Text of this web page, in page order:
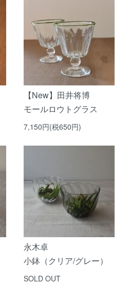
【New】田井将博
モールロウトグラス
7,150円(税650円)
永木卓
小鉢（クリア/グレー）
SOLD OUT